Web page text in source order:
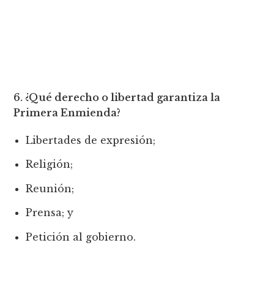
6. ¿Qué derecho o libertad garantiza la
Primera Enmienda?
Libertades de expresión;
Religión;
Reunión;
Prensa; y
Petición al gobierno.